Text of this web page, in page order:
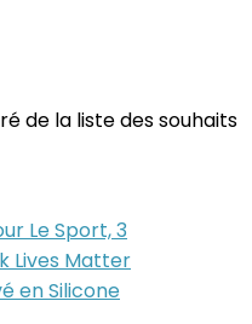
de la liste des souhaits